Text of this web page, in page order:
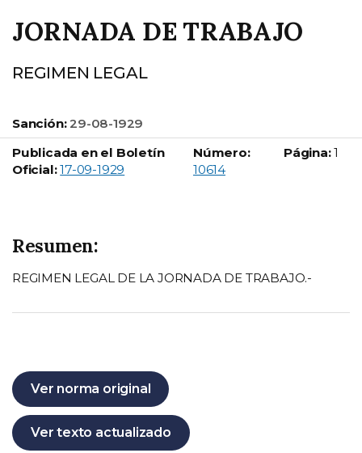
JORNADA DE TRABAJO
REGIMEN LEGAL
Sanción: 29-08-1929
Publicada en el Boletín
Oficial: 17-09-1929
Número:
Boletín Oficial número:
10614
Página: 1
Resumen:
REGIMEN LEGAL DE LA JORNADA DE TRABAJO.-
Ver norma original
Ver texto actualizado